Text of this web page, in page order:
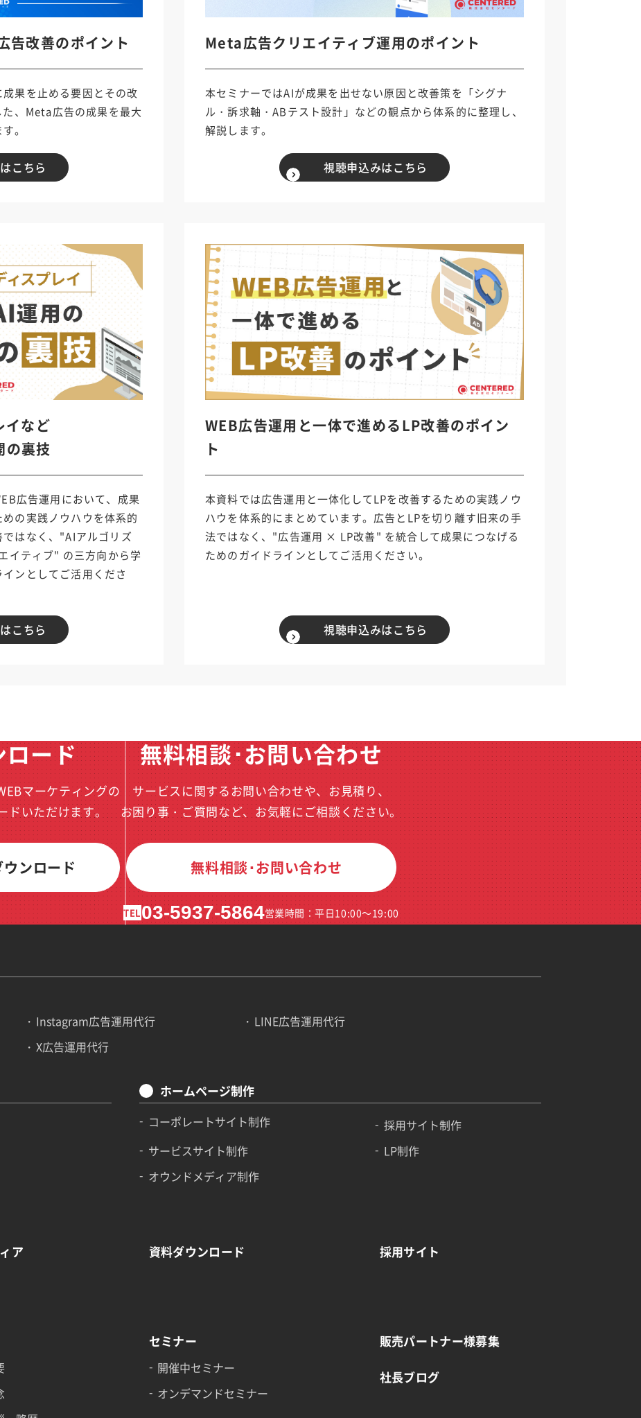
告改善のポイント
果を止める要因とその改
、Meta広告の成果を最大
。
こちら
Meta広告クリエイティブ運用のポイント
本セミナーではAIが成果を出せない原因と改善策を「シグナ
ル・訴求軸・ABテスト設計」などの観点から体系的に整理し、
解説します。
視聴申込みはこちら
イなど
の裏技
広告運用において、成果
の実践ノウハウを体系的
はなく、"AIアルゴリズ
イティブ" の三方向から学
ンとしてご活用くださ
こちら
WEB広告運用と一体で進めるLP改善のポイン
ト
本資料では広告運用と一体化してLPを改善するための実践ノウ
ハウを体系的にまとめています。広告とLPを切り離す旧来の手
法ではなく、"広告運用 × LP改善" を統合して成果につなげる
ためのガイドラインとしてご活用ください。
視聴申込みはこちら
ード
マーケティングの
いただけます。
ンロード
無料相談･お問い合わせ
サービスに関するお問い合わせや、お見積り、
お困り事・ご質問など、お気軽にご相談ください。
無料相談･お問い合わせ
TEL03-5937-5864営業時間：平日10:00～19:00
Instagram広告運用代行
LINE広告運用代行
X広告運用代行
ホームページ制作
コーポレートサイト制作
採用サイト制作
サービスサイト制作
LP制作
オウンドメディア制作
ア
セミナー
開催中セミナー
オンデマンドセミナー
資料ダウンロード 採用サイト
販売パートナー様募集
社長ブログ